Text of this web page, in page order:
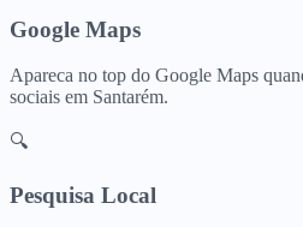
Google Maps
Apareca no top do Google Maps
sociais em Santarém.
🔍
Pesquisa Local